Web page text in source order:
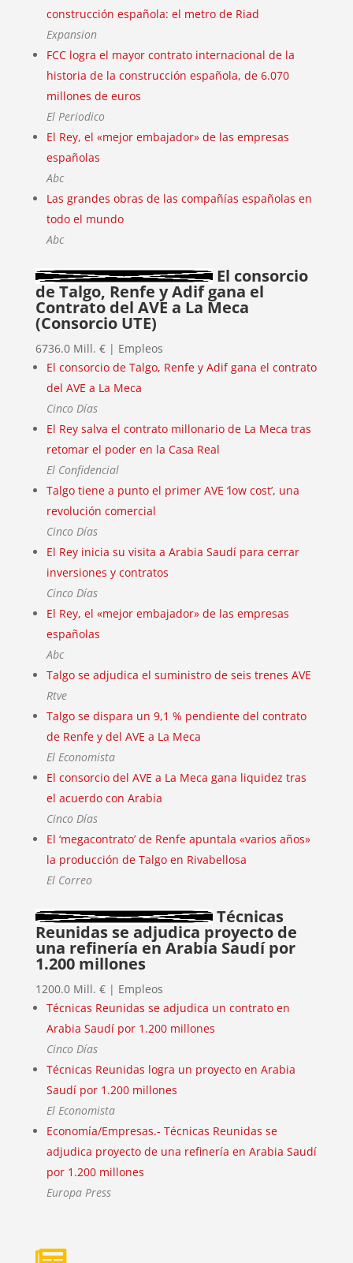
construcción española: el metro de Riad
Expansion
FCC logra el mayor contrato internacional de la
historia de la construcción española, de 6.070
millones de euros
El Periodico
El Rey, el «mejor embajador» de las empresas
españolas
Abc
Las grandes obras de las compañías españolas en
todo el mundo
Abc
El consorcio
de Talgo, Renfe y Adif gana el
Contrato del AVE a La Meca
(Consorcio UTE)
6736.0 Mill. € | Empleos
El consorcio de Talgo, Renfe y Adif gana el contrato
del AVE a La Meca
Cinco Días
El Rey salva el contrato millonario de La Meca tras
retomar el poder en la Casa Real
El Confidencial
Talgo tiene a punto el primer AVE ‘low cost’, una
revolución comercial
Cinco Días
El Rey inicia su visita a Arabia Saudí para cerrar
inversiones y contratos
Cinco Días
El Rey, el «mejor embajador» de las empresas
españolas
Abc
Talgo se adjudica el suministro de seis trenes AVE
Rtve
Talgo se dispara un 9,1 % pendiente del contrato
de Renfe y del AVE a La Meca
El Economista
El consorcio del AVE a La Meca gana liquidez tras
el acuerdo con Arabia
Cinco Días
El ‘megacontrato’ de Renfe apuntala «varios años»
la producción de Talgo en Rivabellosa
El Correo
Técnicas
Reunidas se adjudica proyecto de
una refinería en Arabia Saudí por
1.200 millones
1200.0 Mill. € | Empleos
Técnicas Reunidas se adjudica un contrato en
Arabia Saudí por 1.200 millones
Cinco Días
Técnicas Reunidas logra un proyecto en Arabia
Saudí por 1.200 millones
El Economista
Economía/Empresas.- Técnicas Reunidas se
adjudica proyecto de una refinería en Arabia Saudí
por 1.200 millones
Europa Press